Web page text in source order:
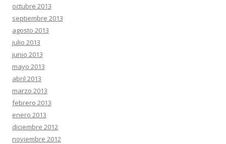
octubre 2013
septiembre 2013
agosto 2013
julio 2013
junio 2013
mayo 2013
abril 2013
marzo 2013
febrero 2013
enero 2013
diciembre 2012
noviembre 2012